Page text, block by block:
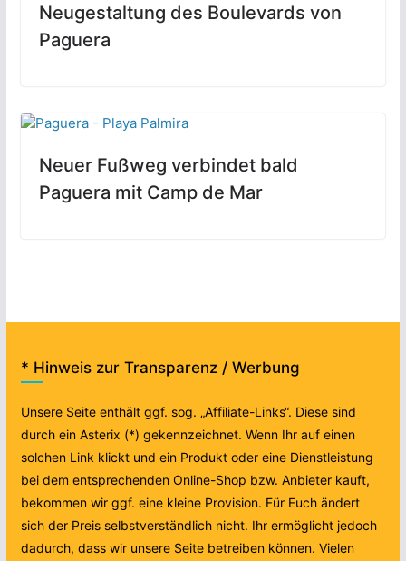
Neugestaltung des Boulevards von
Paguera
Neuer Fußweg verbindet bald
Paguera mit Camp de Mar
* Hinweis zur Transparenz / Werbung
Unsere Seite enthält ggf. sog. „Affiliate-Links“. Diese sind
durch ein Asterix (*) gekennzeichnet. Wenn Ihr auf einen
solchen Link klickt und ein Produkt oder eine Dienstleistung
bei dem entsprechenden Online-Shop bzw. Anbieter kauft,
bekommen wir ggf. eine kleine Provision. Für Euch ändert
sich der Preis selbstverständlich nicht. Ihr ermöglicht jedoch
dadurch, dass wir unsere Seite betreiben können. Vielen